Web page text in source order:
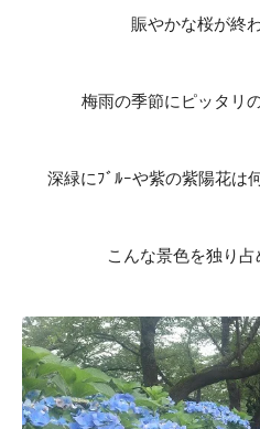
賑やかな桜が終
梅雨の季節にピッタリ
深緑にﾌﾞﾙｰや紫の紫陽花は
こんな景色を独り